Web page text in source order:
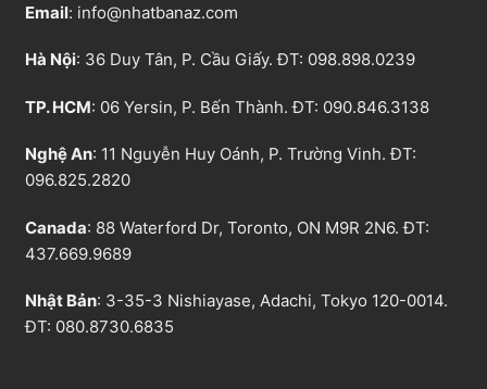
Email: info@nhatbanaz.com
Hà Nội: 36 Duy Tân, P. Cầu Giấy. ĐT: 098.898.0239
TP. HCM: 06 Yersin, P. Bến Thành. ĐT: 090.846.3138
Nghệ An: 11 Nguyễn Huy Oánh, P. Trường Vinh. ĐT:
096.825.2820
Canada: 88 Waterford Dr, Toronto, ON M9R 2N6. ĐT:
437.669.9689
Nhật Bản: 3-35-3 Nishiayase, Adachi, Tokyo 120-0014.
ĐT: 080.8730.6835